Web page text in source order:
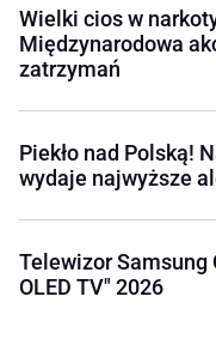
Wielki cios w
Międzynarodowa
zatrzymań
Piekło nad Polską!
wydaje najwyższe
Telewizor Samsung
OLED TV" 2026